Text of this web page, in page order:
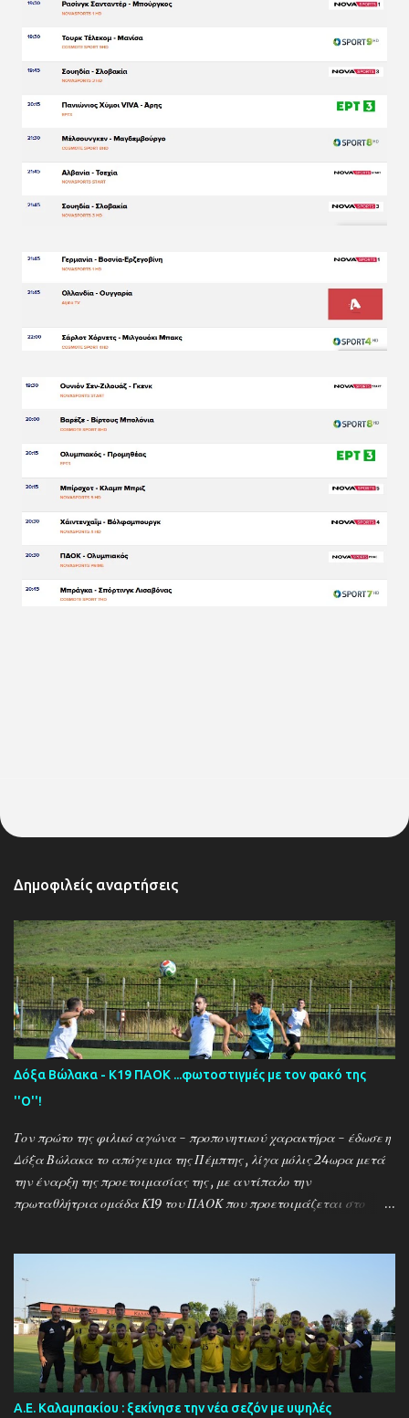
Δημοφιλείς αναρτήσεις
Δόξα Βώλακα - Κ19 ΠΑΟΚ ...φωτοστιγμές με τον φακό της
''Ο''!
Τον πρώτο της φιλικό αγώνα - προπονητικού χαρακτήρα - έδωσε η
Δόξα Βώλακα το απόγευμα της Πέμπτης , λίγα μόλις 24ωρα μετά
την έναρξη της προετοιμασίας της , με αντίπαλο την
πρωταθλήτρια ομάδα Κ19 του ΠΑΟΚ που προετοιμάζεται στο
έχουν ως νέο προπονητή τον Μαροκινό πρώην σταρ του ΠΑΟΚ και
της Νάπολι Ομάρ Ελ Καντουρί! Η αποστολή της Κ19 του ΠΑΟΚ ,
αφού ολοκλήρωσε το πρώτο μέρος των προπονήσεων στη Σουρωτή,
μετακόμισε στη Δράμα όπου θα παραμείνει έως τις 4 Αυγούστου.
Στο διάστημα της παραμονής της στον Βώλακα, η ομάδα θα δώσει
τα πρώτα της φιλικά παιχνίδια απέναντι στην τοπική ομάδα και
Α.Ε. Καλαμπακίου : ξεκίνησε την νέα σεζόν με υψηλές